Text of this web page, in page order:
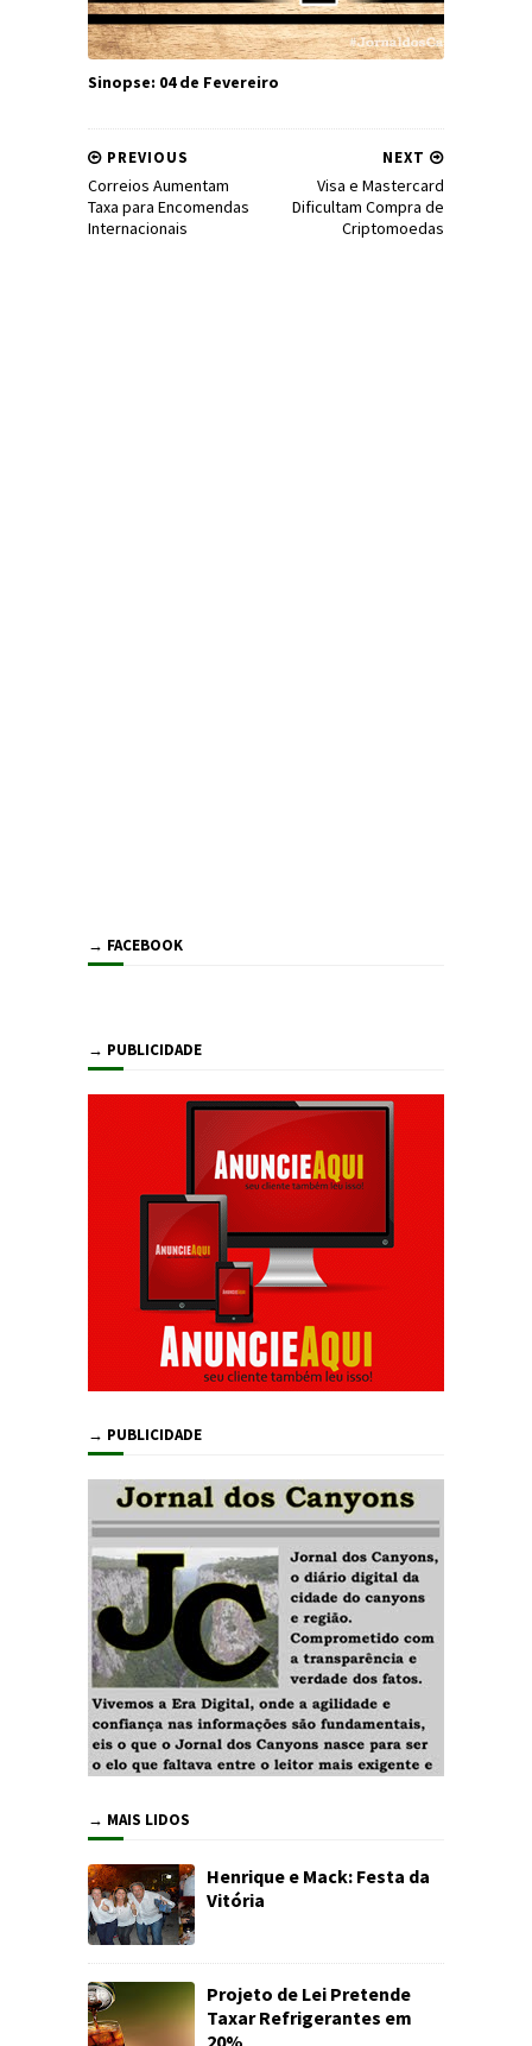
Sinopse: 04 de Fevereiro
NEXT
Visa e Mastercard
Dificultam Compra de
Criptomoedas
PREVIOUS
Correios Aumentam
Taxa para Encomendas
Internacionais
→ FACEBOOK
→ PUBLICIDADE
→ PUBLICIDADE
→ MAIS LIDOS
Henrique e Mack: Festa da
Vitória
Projeto de Lei Pretende
Taxar Refrigerantes em